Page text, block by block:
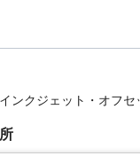
ンクジェット・オフセ